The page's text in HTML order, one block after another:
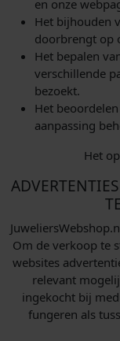
en onze
Het bijhouden
doorbrengt op
Het bepalen
verschillende
bezoekt.
Het
aanpassing
Het
Om de verkoop te
websites
relevant
ingekocht bij
fungeren als